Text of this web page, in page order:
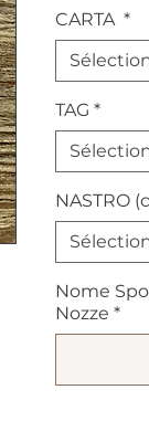
CARTA *
TAG *
NASTRO
Nome
Nozze *